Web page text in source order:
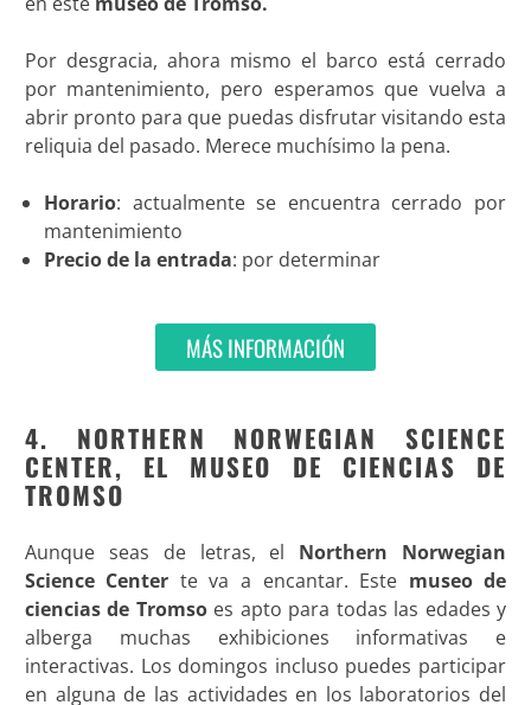
Por desgracia, ahora mismo el barco está cerrado
por mantenimiento, pero esperamos que vuelva a
abrir pronto para que puedas disfrutar visitando esta
reliquia del pasado. Merece muchísimo la pena.
Horario: actualmente se encuentra cerrado por
mantenimiento
Precio de la entrada: por determinar
MÁS INFORMACIÓN
4. NORTHERN NORWEGIAN SCIENCE
CENTER, EL MUSEO DE CIENCIAS DE
TROMSO
Aunque seas de letras, el Northern Norwegian
Science Center te va a encantar. Este museo de
ciencias de Tromso es apto para todas las edades y
alberga muchas exhibiciones informativas e
interactivas. Los domingos incluso puedes participar
en alguna de las actividades en los laboratorios del